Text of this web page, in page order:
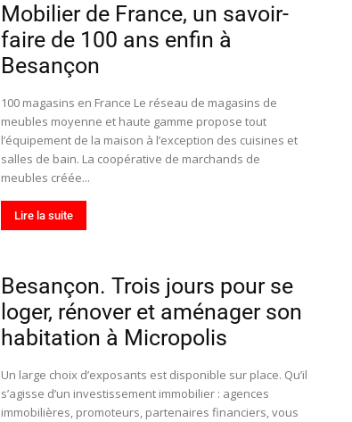
Mobilier de France, un savoir-
faire de 100 ans enfin à
Besançon
100 magasins en France Le réseau de magasins de
meubles moyenne et haute gamme propose tout
l’équipement de la maison à l’exception des cuisines et
salles de bain. La coopérative de marchands de
meubles créée...
Lire la suite
Besançon. Trois jours pour se
loger, rénover et aménager son
habitation à Micropolis
Un large choix d’exposants est disponible sur place. Qu’il
s’agisse d’un investissement immobilier : agences
immobilières, promoteurs, partenaires financiers, vous